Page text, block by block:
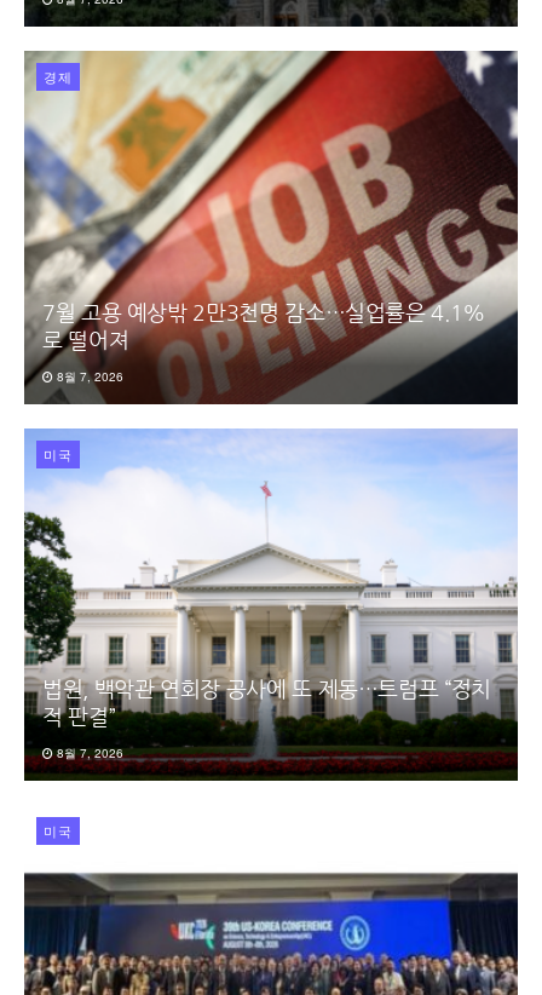
경제
7월 고용 예상밖 2만3천명 감소…실업률은 4.1%
로 떨어져
8월 7, 2026
미국
법원, 백악관 연회장 공사에 또 제동…트럼프 “정치
적 판결”
8월 7, 2026
미국